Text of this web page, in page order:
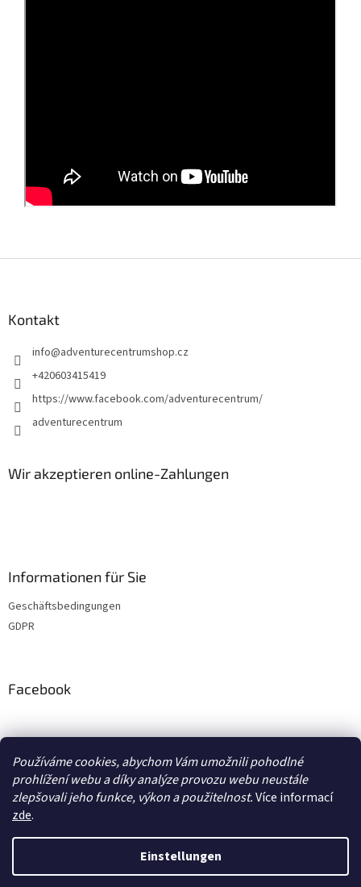
Používáme cookies, abychom Vám umožnili pohodlné
prohlížení webu a díky analýze provozu webu neustále
zlepšovali jeho funkce, výkon a použitelnost.Více informací
zde.
Einstellungen
Kontakt
info@adventurecentrumshop.cz
+420603415419
https://www.facebook.com/adventurecentrum/
adventurecentrum
Wir akzeptieren online-Zahlungen
Informationen für Sie
Geschäftsbedingungen
GDPR
Facebook
transcool.cz